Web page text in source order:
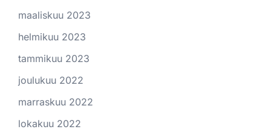
maaliskuu 2023
helmikuu 2023
tammikuu 2023
joulukuu 2022
marraskuu 2022
lokakuu 2022